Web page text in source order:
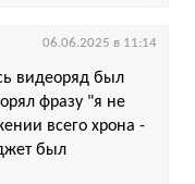
видеоряд был
фразу "я не
всего хрона -
был
06.06.2025 в 11:14